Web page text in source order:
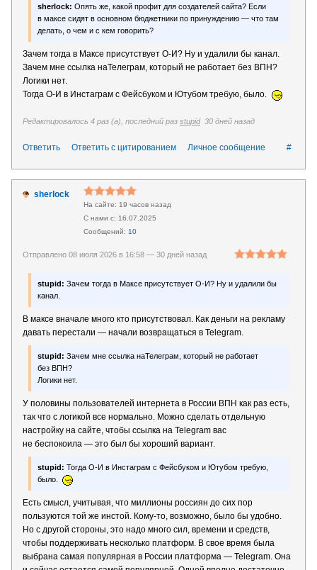
sherlock: Опять же, какой профит для создателей сайта? Если
в максе сидят в основном бюджетники по принуждению — что там
делать, о чем и с кем говорить?
Зачем тогда в Максе присутствует О-И? Ну и удалили бы канал.
Зачем мне ссылка наТелеграм, который не работает без ВПН?
Логики нет.
Тогда О-И в Инстаграм с Фейсбуком и Ютубом требую, было.
Редактировалось 4 раз (а), последний раз stupid 30 дней назад
#
Ответить Ответить с цитированием Личное сообщение
sherlock
19 часов назад
16.07.2025
10
Отправлено 08 июля 2026 в 16:58 — 30 дней назад
stupid: Зачем тогда в Максе присутствует О-И? Ну и удалили бы
канал.
В максе вначале много кто присутствовал. Как деньги на рекламу
давать перестали — начали возвращаться в Telegram.
stupid: Зачем мне ссылка наТелеграм, который не работает
без ВПН?
Логики нет.
У половины пользователей интернета в России ВПН как раз есть,
так что с логикой все нормально. Можно сделать отдельную
настройку на сайте, чтобы ссылка на Telegram вас
не беспокоила — это был бы хороший вариант.
stupid: Тогда О-И в Инстаграм с Фейсбуком и Ютубом требую,
было.
Есть смысл, учитывая, что миллионы россиян до сих пор
пользуются той же инстой. Кому-то, возможно, было бы удобно.
Но с другой стороны, это надо много сил, времени и средств,
чтобы поддерживать несколько платформ. В свое время была
выбрана самая популярная в России платформа — Telegram. Она